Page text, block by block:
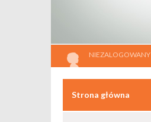
NIEZALOGOWANY
Strona główna